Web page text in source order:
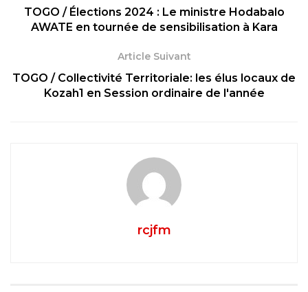
TOGO / Élections 2024 : Le ministre Hodabalo
AWATE en tournée de sensibilisation à Kara
Article Suivant
TOGO / Collectivité Territoriale: les élus locaux de
Kozah1 en Session ordinaire de l'année
rcjfm